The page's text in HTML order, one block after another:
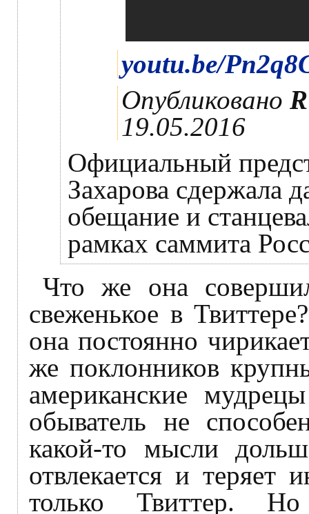
youtu.be/
Опубликовано
19.05.2016
Официальный
Захарова сдержала
обещание и
рамках саммита
Что же она
свеженькое в
она постоянно
же поклонников
американские
обыватель не
какой-то мысли
отвлекается и теряет
только Твиттер.